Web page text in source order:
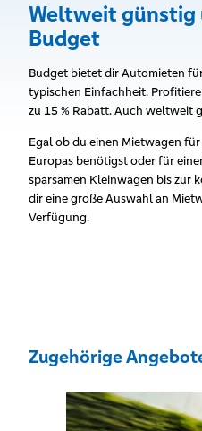
Weltweit
Budget
Budget bietet dir Automieten
typischen Einfachheit.
zu 15 % Rabatt. Auch weltweit
Egal ob du einen Mietwagen
Europas benötigst oder für
sparsamen Kleinwagen bis zur
dir eine große Auswahl an
Verfügung.
Zugehörige